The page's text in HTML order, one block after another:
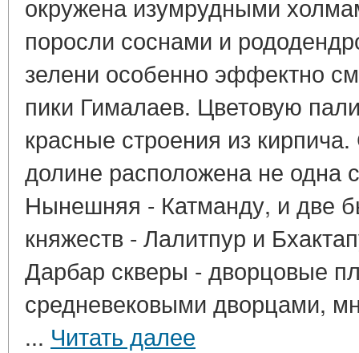
окружена изумрудными
поросли соснами и
зелени особенно эффектно
пики Гималаев. Цветовую
красные строения из
долине расположена не одна
Нынешняя - Катманду, и две
княжеств - Лалитпур и
Дарбар скверы - дворцовые
средневековыми дворцами,
... Читать далее